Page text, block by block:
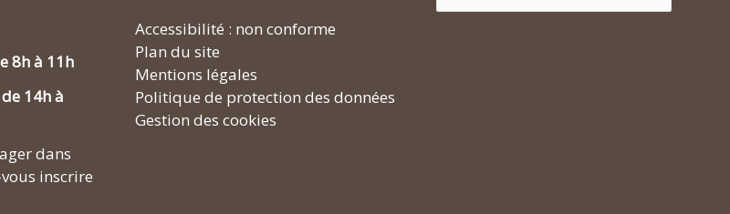
8h à 11h
de 14h à
dans
inscrire
Accessibilité : non conforme
Plan du site
Mentions légales
Politique de protection des données
Gestion des cookies